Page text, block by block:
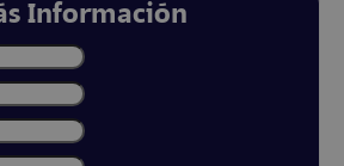
Información